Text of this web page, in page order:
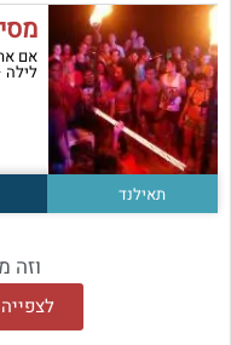
אם
לילה
תאילנד
וזה